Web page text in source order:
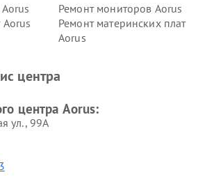
Ремонт мониторов Aorus
Ремонт материнских плат
Aorus
центра
центра Aorus:
ул., 99А